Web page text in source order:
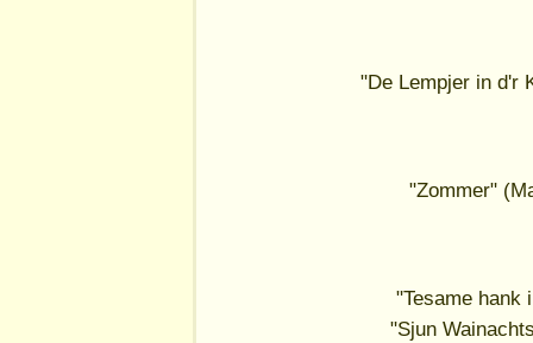
"De Lempjer in d'r
"Zommer"
"Tesame hank
"Sjun